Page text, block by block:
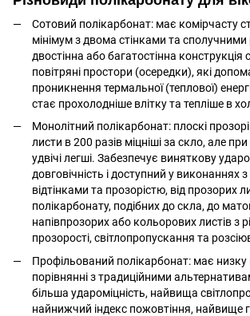
Сотовий полікарбонат: має комірчасту
мінімум з двома стінками та
двостінна або багатостінна
повітряні простори (осередки), які
проникнення термальної (теплової)
стає прохолодніше влітку та тепліше в
Монолітний полікарбонат: плоскі
листи в 200 разів міцніші за скло, але
удвічі легші. Забезпечує виняткову
довговічність і доступний у виконаннях
відтінками та прозорістю, від прозорих
полікарбонату, подібних до скла, до
напівпрозорих або кольорових листів з
прозорості, світлопропускання та
Профільований полікарбонат: має низку
порівнянні з традиційними
більша удароміцність, найвища
найнижчий індекс пожовтіння, найвище